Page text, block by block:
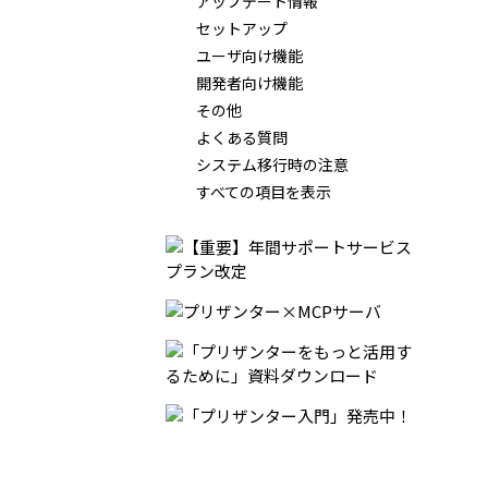
セットアップ
ユーザ向け機能
開発者向け機能
その他
よくある質問
システム移行時の注意
すべての項目を表示